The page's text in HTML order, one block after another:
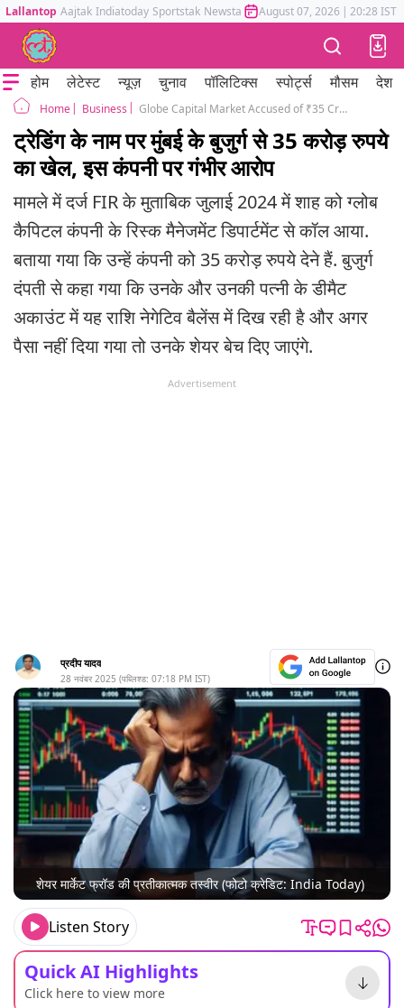
Lallantop Aajtak Indiatoday Sportstak Newstak Mumbai Tak Astrotak
August 07, 2026 | 20:28 IST
होम लेटेस्ट न्यूज़ चुनाव पॉलिटिक्स स्पोर्ट्स मौसम देश
Home Business Globe Capital Market Accused of ₹35 Crore Fraud, FIR Registered
ट्रेडिंग के नाम पर मुंबई के बुजुर्ग से 35 करोड़ रुपये
का खेल, इस कंपनी पर गंभीर आरोप
मामले में दर्ज FIR के मुताबिक जुलाई 2024 में शाह को ग्लोब
कैपिटल कंपनी के रिस्क मैनेजमेंट डिपार्टमेंट से कॉल आया.
बताया गया कि उन्हें कंपनी को 35 करोड़ रुपये देने हैं. बुजुर्ग
दंपती से कहा गया कि उनके और उनकी पत्नी के डीमैट
अकाउंट में यह राशि नेगेटिव बैलेंस में दिख रही है और अगर
पैसा नहीं दिया गया तो उनके शेयर बेच दिए जाएंगे.
Advertisement
प्रदीप यादव
28 नवंबर 2025 (पब्लिश्ड: 07:18 PM IST)
शेयर मार्केट फ्रॉड की प्रतीकात्मक तस्वीर (फोटो क्रेडिट: India Today)
Listen Story
Quick AI Highlights
Click here to view more